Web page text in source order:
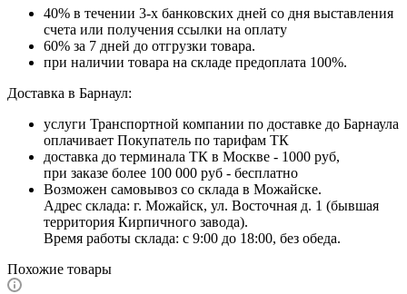
40% в течении 3-х банковских дней со дня выставления
счета или получения ссылки на оплату
60% за 7 дней до отгрузки товара.
при наличии товара на складе предоплата 100%.
Доставка в Барнаул:
услуги Транспортной компании по доставке до Барнаула
оплачивает Покупатель по тарифам ТК
доставка до терминала ТК в Москве - 1000 руб,
при заказе более 100 000 руб - бесплатно
Возможен самовывоз со склада в Можайске.
Адрес склада: г. Можайск, ул. Восточная д. 1 (бывшая
территория Кирпичного завода).
Время работы склада: с 9:00 до 18:00, без обеда.
Похожие товары